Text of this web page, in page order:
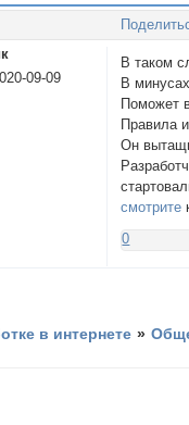
09-09
В таком
В
Поможет
Правила
Он
смотрите
0
в интернете »